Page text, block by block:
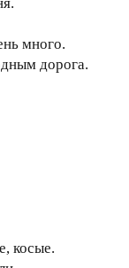
много.
дорога.
косые.